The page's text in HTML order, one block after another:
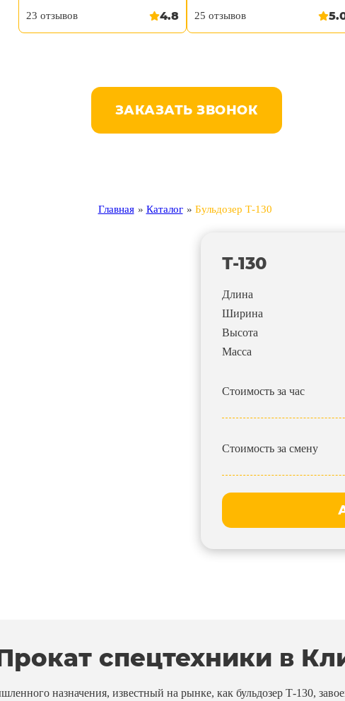
23 отзывов 4.8 25 отзывов
ЗАКАЗАТЬ ЗВОНОК
Главная » Каталог » Бульдозер Т-130
Т-130
Длина
Ширина
Высота
Масса
Стоимость за час
Стоимость за смену
спецтехники в
назначения, известный на рынке, как бульдозер Т-130,